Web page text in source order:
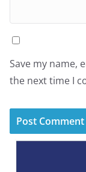
Save my name,
the next time I